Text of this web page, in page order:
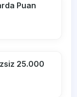
Puan
25.000